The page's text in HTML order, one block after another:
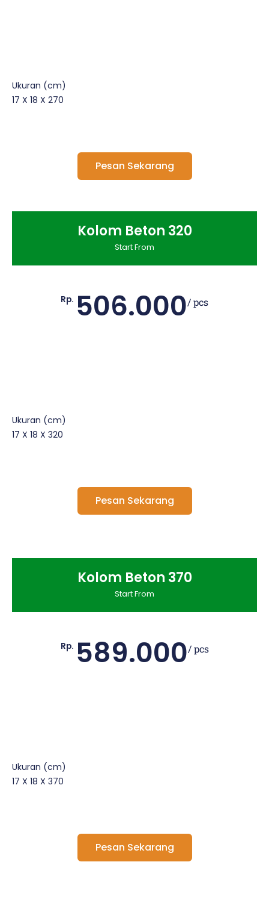
Ukuran (cm)
17 X 18 X 270
Pesan Sekarang
Kolom Beton 320
Start From
Rp. 506.000/ pcs
Ukuran (cm)
17 X 18 X 320
Pesan Sekarang
Kolom Beton 370
Start From
Rp. 589.000/ pcs
Ukuran (cm)
17 X 18 X 370
Pesan Sekarang